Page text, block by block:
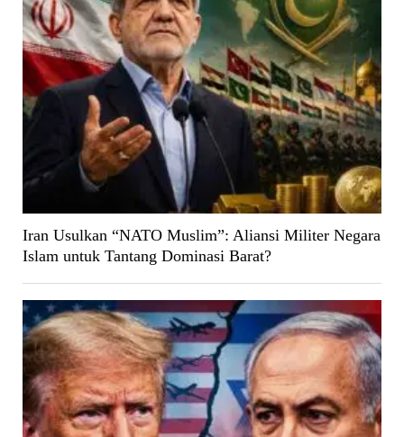
Iran Usulkan “NATO Muslim”: Aliansi Militer Negara
Islam untuk Tantang Dominasi Barat?